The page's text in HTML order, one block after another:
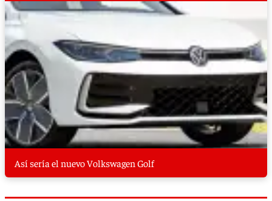
Así sería el nuevo Volkswagen Golf